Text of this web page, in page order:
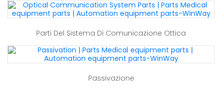
Parti Del Sistema Di Comunicazione Ottica
Passivazione